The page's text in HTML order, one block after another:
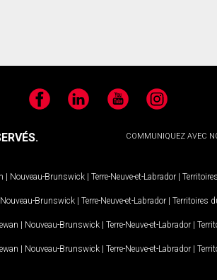
FacebookLinkedIn YouTubeInstagram
COMMUNIQUEZ AVEC
| Nouveau-Brunswick | Terre-Neuve-et-Labrador |
Nouveau-Brunswick | Terre-Neuve-et-Labrador | Territoires
| Nouveau-Brunswick | Terre-Neuve-et-Labrador |
| Nouveau-Brunswick | Terre-Neuve-et-Labrador |